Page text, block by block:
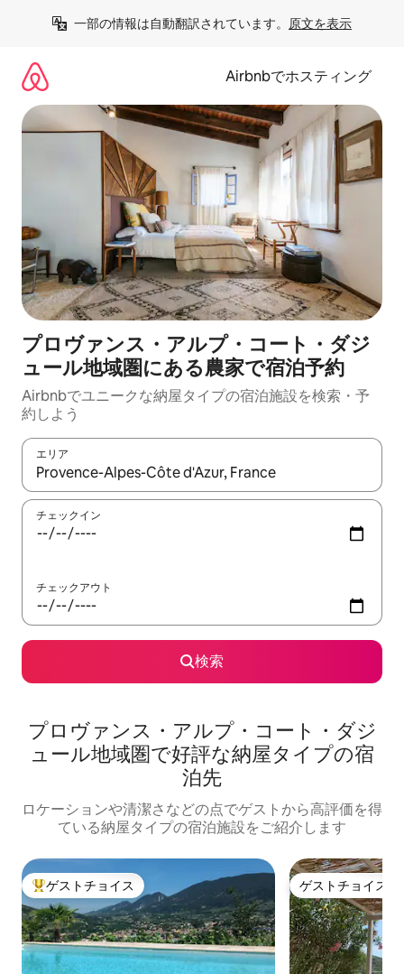
一部の情報は自動翻訳されています。 原文を表示
Airbnbでホスティング
プロヴァンス・アルプ・コート・ダジ
ュール地域圏にある農家で宿泊予約
Airbnbでユニークな納屋タイプの宿泊施設を検索・予
約しよう
エリア
検索結果が表示されたら、上下の矢印キーを使って移動するか
チェックイン
チェックアウト
検索
プロヴァンス・アルプ・コート・ダジ
ュール地域圏で好評な納屋タイプの宿
泊先
ロケーションや清潔さなどの点でゲストから高評価を得
ている納屋タイプの宿泊施設をご紹介します
大好評のゲストチョイスです。
ゲストチョイス ゲストチョイス
ゲストチョイス